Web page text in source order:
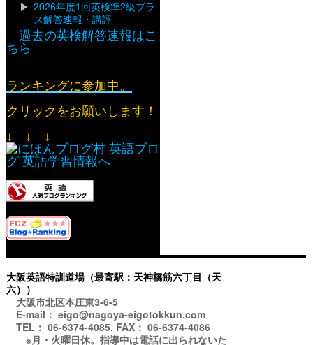
2026年度1回英検準2級プラ
ス解答速報・講評
過去の英検解答速報はこ
ちら
ランキングに参加中。
クリックをお願いします！
↓ ↓ ↓
大阪英語特訓道場（最寄駅：天神橋筋六丁目（天
六））
大阪市北区本庄東3-6-5
E-mail： eigo@nagoya-eigotokkun.com
TEL： 06-6374-4085, FAX： 06-6374-4086
※月・火曜日休。指導中は電話に出られないた